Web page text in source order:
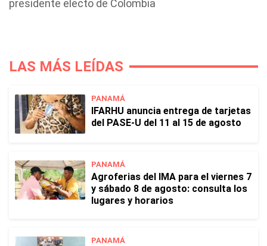
presidente electo de Colombia
LAS MÁS LEÍDAS
PANAMÁ
IFARHU anuncia entrega de tarjetas
del PASE-U del 11 al 15 de agosto
PANAMÁ
Agroferias del IMA para el viernes 7
y sábado 8 de agosto: consulta los
lugares y horarios
PANAMÁ